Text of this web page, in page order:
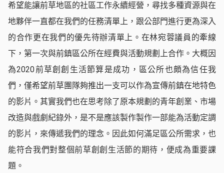
希望能讓前草地區的社區工作永續經營，尋找多種資源與在
地夥伴一直都在我們的任務清單上，跟公部門進行更為深入
的合作更在我們的優先待辦清單上。在林宛蓉議員的牽線
下，第一次與前鎮區公所在經費與活動規劃上合作。大概因
為2020前草創創生活節算是成功，區公所也頗為信任我
們，僅希望前草團隊夠推出一支可以作為宣傳前鎮在地特色
的影片。其實我們也在思考除了原本規劃的青年創業、市場
改造與戲劇紀錄外，是不是應該製作製作一部能為活動定調
的影片，來傳遞我們的理念。因此如何滿足區公所需求，也
能符合我們對整個前草創創生活節的期待，便成為重要課
題。